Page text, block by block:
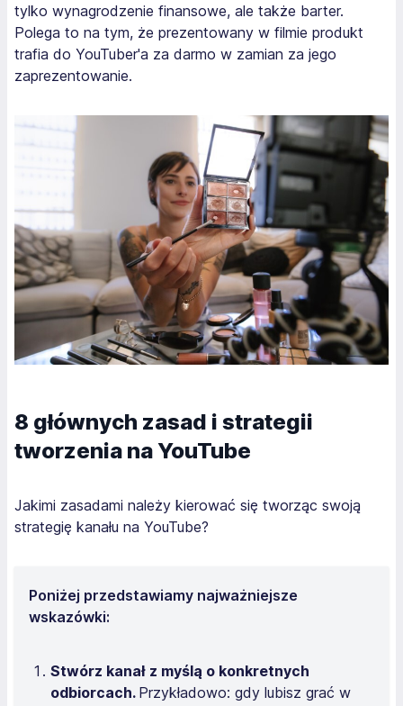
tylko wynagrodzenie finansowe, ale także barter.
Polega to na tym, że prezentowany w filmie produkt
trafia do YouTuber'a za darmo w zamian za jego
zaprezentowanie.
8 głównych zasad i strategii
tworzenia na YouTube
Jakimi zasadami należy kierować się tworząc swoją
strategię kanału na YouTube?
Poniżej przedstawiamy najważniejsze
wskazówki:
Stwórz kanał z myślą o konkretnych
odbiorcach. Przykładowo: gdy lubisz grać w